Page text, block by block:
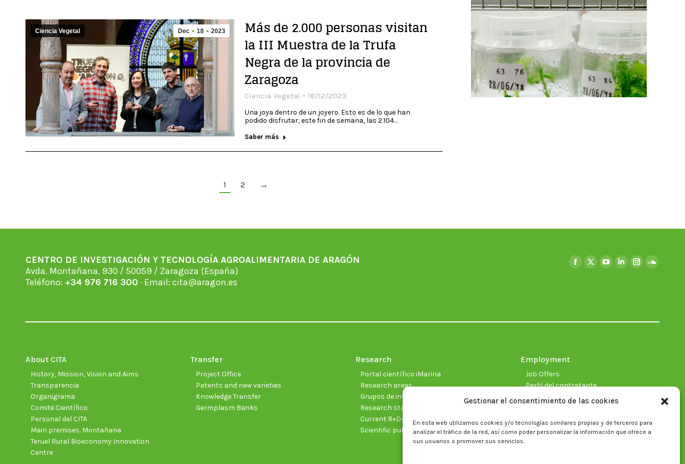
Gestionar el consentimiento de las cookies
En esta web utilizamos cookies y/o tecnologías similares propias y de terceros para
analizar el tráfico de la red, así como poder personalizar la información que ofrece a
sus usuarios o promover sus servicios.
Dec 18 2023
Ciencia Vegetal Más de 2.000 personas visitan
la III Muestra de la Trufa
Negra de la provincia de
Zaragoza
Ciencia Vegetal 18/12/2023
Una joya dentro de un joyero. Esto es de lo que han
podido disfrutar, este fin de semana, las 2.104…
Saber más
1 2 →
CENTRO DE INVESTIGACIÓN Y TECNOLOGÍA AGROALIMENTARIA DE ARAGÓN
Avda. Montañana, 930 / 50059 / Zaragoza (España)
Teléfono: +34 976 716 300 · Email: cita@aragon.es
Facebook
new
X
new
YouTube
new
Linkedin
new
Instagram
new new
About CITA
History, Mission, Vision and Aims
Transparencia
Organigrama
Comité Científico
Personal del CITA
Main premises. Montañana
Teruel Rural Bioeconomy Innovation
Centre
Transfer
Project Office
Patents and new varieties
Knowledge Transfer
Germplasm Banks
Research
Portal científico iMarina
Research areas
Grupos de investigación
Research staff
Current R+D+I projects
Scientific publications
Employment
Job Offers
Perfil del contratante